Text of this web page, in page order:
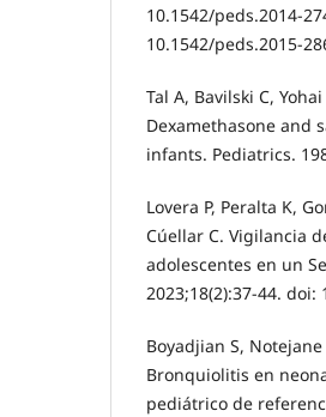
10.1542/peds.2014-
10.1542/peds.2015-
Tal A, Bavilski C,
Dexamethasone and
infants. Pediatrics.
Lovera P, Peralta K,
Cúellar C. Vigilancia
adolescentes en un
2023;18(2):37-44.
Boyadjian S,
Bronquiolitis en
pediátrico de